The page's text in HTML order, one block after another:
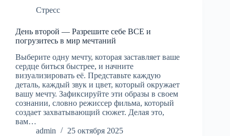
Стресс
День второй — Разрешите себе ВСЕ и
погрузитесь в мир мечтаний
Выберите одну мечту, которая заставляет ваше
сердце биться быстрее, и начните
визуализировать её. Представьте каждую
деталь, каждый звук и цвет, который окружает
вашу мечту. Зафиксируйте эти образы в своем
сознании, словно режиссер фильма, который
создает захватывающий сюжет. Делая это,
вам…
admin
25 октября 2025